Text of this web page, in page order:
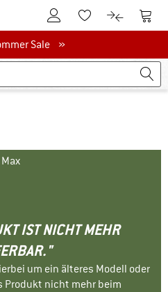
Zum KundenkontoZum Merkzettel.
Zum Zum
SaleSale »
IST NICHT MEHR
um ein älteres Modell oder
Produkt nicht mehr beim